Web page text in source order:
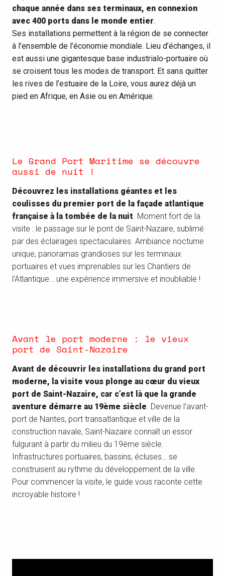
chaque année dans ses terminaux, en connexion
avec 400 ports dans le monde entier.
Ses installations permettent à la région de se connecter
à l’ensemble de l’écono­mie mondiale. Lieu d’échanges, il
est aussi une gigantesque base industrialo-portuaire où
se croisent tous les modes de transport. Et sans quitter
les rives de l’estuaire de la Loire, vous aurez déjà un
pied en Afrique, en Asie ou en Amérique.
Le Grand Port Maritime se découvre
aussi de nuit !
Découvrez les installations géantes et les
coulisses du premier port de la façade atlantique
française à la tombée de la nuit. Moment fort de la
visite : le passage sur le pont de Saint-Nazaire, sublimé
par des éclairages spectaculaires. Ambiance nocturne
unique, panoramas grandioses sur les terminaux
portuaires et vues imprenables sur les Chantiers de
l’Atlantique… une expérience immersive et inoubliable !
Avant le port moderne : le vieux
port de Saint-Nazaire
Avant de découvrir les installations du grand port
moderne, la visite vous plonge au cœur du vieux
port de Saint-Nazaire, car c’est là que la grande
aventure démarre au 19ème siècle. Devenue l’avant-
port de Nantes, port transatlantique et ville de la
construction navale, Saint-Nazaire connaît un essor
fulgurant à partir du milieu du 19ème siècle.
Infrastructures portuaires, bassins, écluses… se
construisent au rythme du développement de la ville.
Pour commencer la visite, le guide vous raconte cette
incroyable histoire !